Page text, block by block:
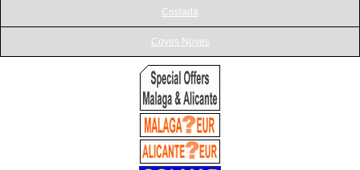
Coslada
Coves Noves